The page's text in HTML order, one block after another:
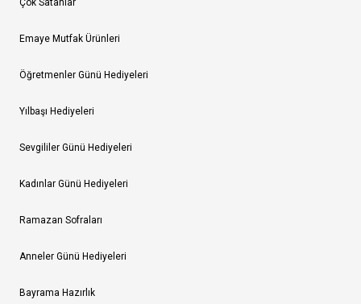
Çok Satanlar
Emaye Mutfak Ürünleri
Öğretmenler Günü Hediyeleri
Yılbaşı Hediyeleri
Sevgililer Günü Hediyeleri
Kadınlar Günü Hediyeleri
Ramazan Sofraları
Anneler Günü Hediyeleri
Bayrama Hazırlık